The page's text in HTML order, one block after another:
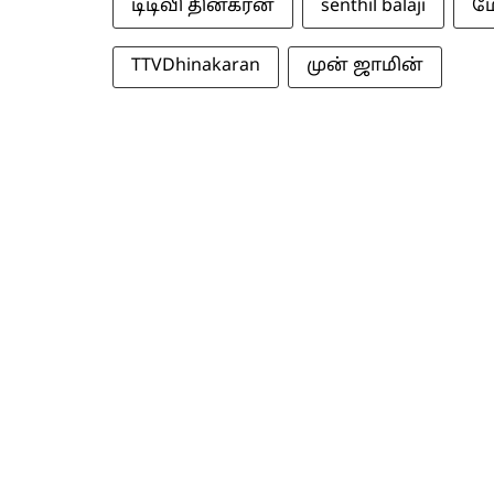
டிடிவி தினகரன் senthil balaji
TTVDhinakaran முன் ஜாமின்